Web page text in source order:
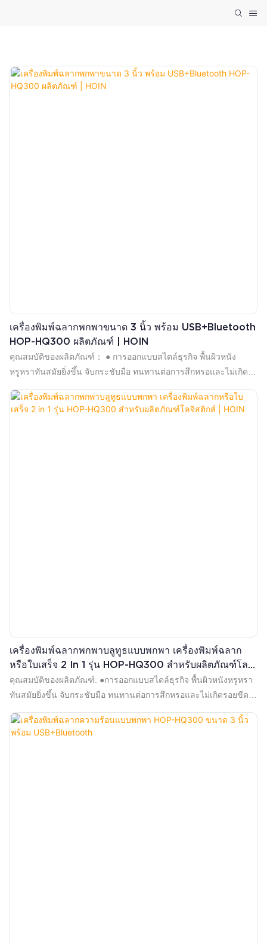
เครื่องพิมพ์ฉลากพกพาขนาด 3 นิ้ว พร้อม USB+Bluetooth
HOP-HQ300 ผลิตภัณฑ์ | HOIN
คุณสมบัติของผลิตภัณฑ์： ● การออกแบบสไตล์ธุรกิจ พื้นผิวหนัง
หรูหราทันสมัยยิ่งขึ้น จับกระชับมือ ทนทานต่อการสึกหรอและไม่เกิด
ระบบ Windows, Linux, Android และ iOS ● ด้วยแบตเตอรี่ลิเธียม
โพลิเมอร์แบบชาร์จไฟได้ 2500mAh ระยะเวลาการใช้งานแบตเตอรี่ที่
เครื่องพิมพ์ฉลากพกพาบลูทูธแบบพกพา เครื่องพิมพ์ฉลาก
หรือใบเสร็จ 2 In 1 รุ่น HOP-HQ300 สำหรับผลิตภัณฑ์โลจิ
สติกส์ | HOIN
คุณสมบัติของผลิตภัณฑ์: ●การออกแบบสไตล์ธุรกิจ พื้นผิวหนังหรูหรา
ทันสมัยยิ่งขึ้น จับกระชับมือ ทนทานต่อการสึกหรอและไม่เกิดรอยขีด
กับระบบ Windows, Linux, Android และ iOS ●ด้วยแบตเตอรี่ลิเธียม